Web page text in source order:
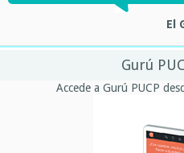
El
Gurú
Accede a Gurú PUCP